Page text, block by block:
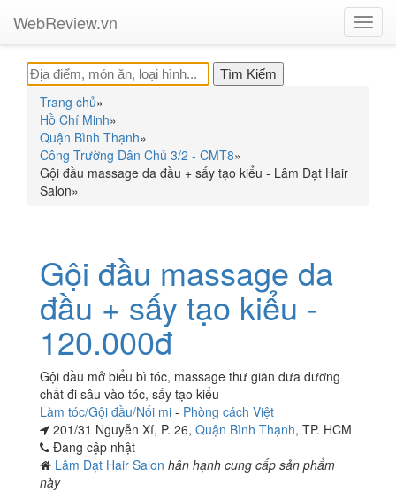
WebReview.vn
Trang chủ»
Hồ Chí Minh»
Quận Bình Thạnh»
Công Trường Dân Chủ 3/2 - CMT8»
Gội đầu massage da đầu + sấy tạo kiểu - Lâm Đạt Hair
Salon»
Gội đầu massage da
đầu + sấy tạo kiểu -
120.000đ
Gội đầu mở biểu bì tóc, massage thư giãn đưa dưỡng
chất đi sâu vào tóc, sấy tạo kiểu
Làm tóc/Gội đầu/Nối mi - Phòng cách Việt
201/31 Nguyễn Xí, P. 26, Quận Bình Thạnh, TP. HCM
Đang cập nhật
Lâm Đạt Hair Salon hân hạnh cung cấp sản phẩm
này